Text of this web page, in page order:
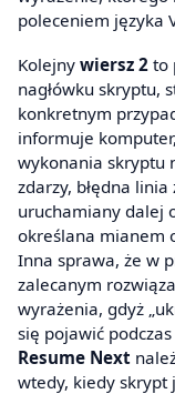
poleceniem języka
Kolejny wiersz 2 to
nagłówku skryptu,
konkretnym
informuje
wykonania skryptu
zdarzy, błędna
uruchamiany dalej
określana mianem
Inna sprawa, że w
zalecanym
wyrażenia, gdyż
się pojawić
Resume Next
wtedy, kiedy skrypt